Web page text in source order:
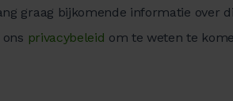
graag bijkomende informatie over
ons privacybeleid om te weten te